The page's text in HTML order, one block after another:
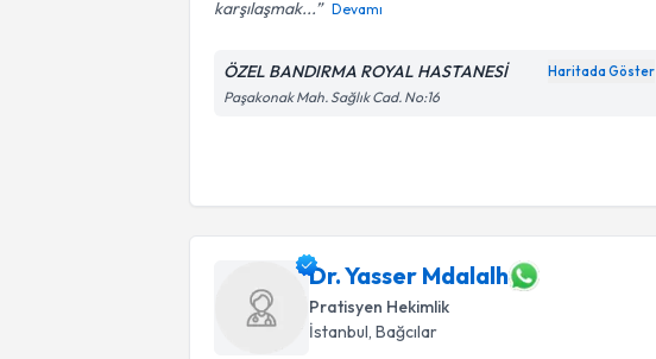
karşılaşmak...
Devamı
ÖZEL BANDIRMA ROYAL HASTANESİ Haritada Göster
Paşakonak Mah. Sağlık Cad. No:16
Dr. Yasser Mdalalh
Pratisyen Hekimlik
İstanbul , Bağcılar